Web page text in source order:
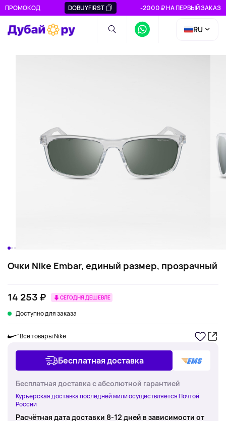
ПРОМОКОД DOBUYFIRST -2000 ₽ НА ПЕРВЫЙ ЗАКАЗ
RU
Очки Nike Embar, единый размер, прозрачный
14 253 ₽ СЕГОДНЯ ДЕШЕВЛЕ
Доступно для заказа
Все товары Nike
Бесплатная доставка
Бесплатная доставка с абсолютной гарантией
Курьерская доставка последней мили осуществляется Почтой
России
Расчётная дата доставки 8-12 дней в зависимости от